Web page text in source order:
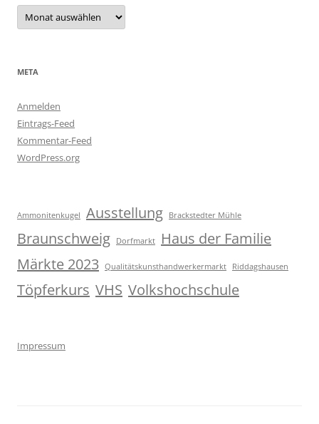
Archiv
META
Anmelden
Eintrags-Feed
Kommentar-Feed
WordPress.org
Ammonitenkugel Ausstellung Brackstedter Mühle
Braunschweig Dorfmarkt
Haus der Familie
Märkte 2023 Qualitätskunsthandwerkermarkt Riddagshausen
Töpferkurs VHS Volkshochschule
Impressum